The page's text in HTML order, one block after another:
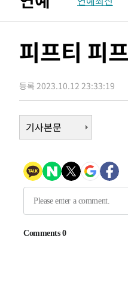
-5452초 전 >
[속보] SKT, 에
-4858초 전 >[속보]합참 "북,
-4213초 전 > [속보]7~9일 프
-3702초 전 >'월드컵 탈락 후
-3542초 전 >서울 낮 37.9도,
-3104초 전 >
13분 전 >[속보]코스닥, 800p
16분 전 >[속보]원·달러 환율,
56분 전 >"여기 떨어졌다"…다
1시간 전 >손흥민, 5경기 연속
-24764초 전 >
축구협회, 15
피프티 피
등록 2023.10.12 23:33:19
기사본문